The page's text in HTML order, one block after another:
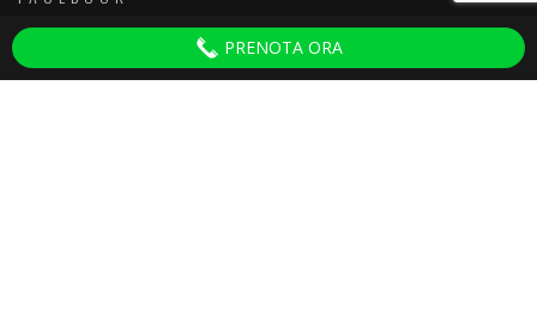
Discoteche Pisa
PRENOTA ORA